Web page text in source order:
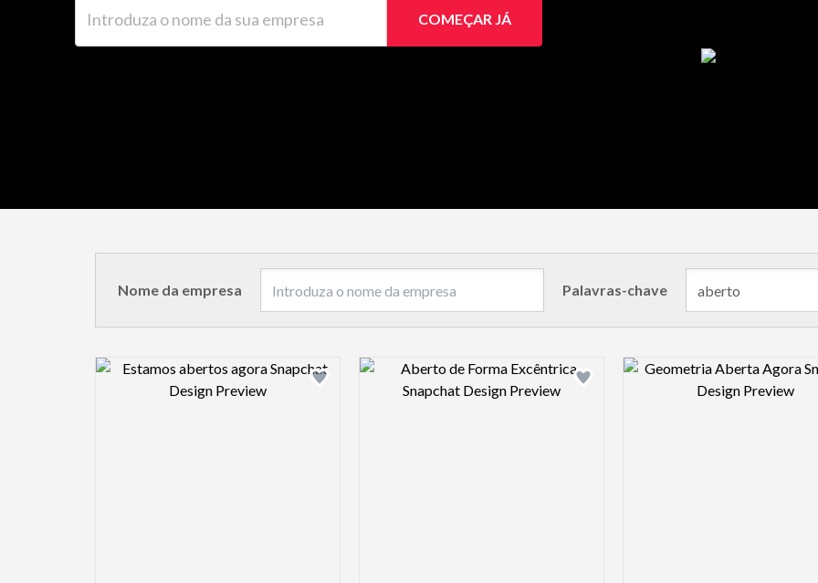
COMEÇAR JÁ
Nome da empresa Palavras-chave
Design preview image Design preview image Design